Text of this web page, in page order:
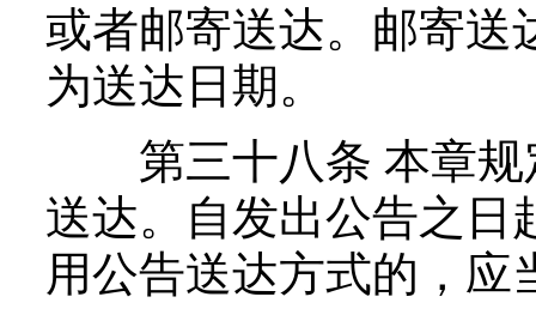
或者邮寄送达。邮寄送
为送达日期。
第三十八条 本章规
送达。自发出公告之日
用公告送达方式的，应